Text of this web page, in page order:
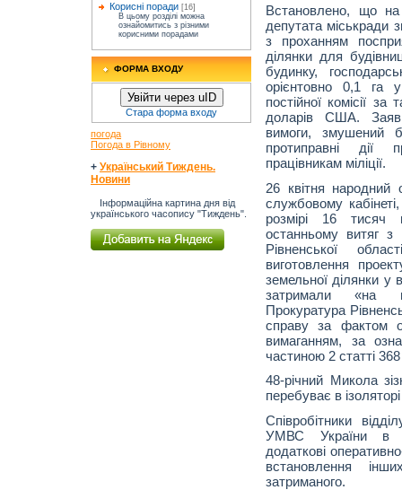
Корисні поради [16]
В цьому розділі можна
ознайомитись з різними
корисними порадами
ФОРМА ВХОДУ
Увійти через uID
Стара форма входу
погода
Погода в Рівному
+ Український Тиждень.
Новини
Інформаційна картина дня від
українського часопису "Тиждень".
Встановлено, що
депутата міськради
з проханням
ділянки для
будинку,
орієнтовно 0,1 га
постійної комісії за
доларів США.
вимоги, змушений
протиправні дії
працівникам міліції.
26 квітня
службовому
розмірі 16
останньому витяг з
Рівненської
виготовлення
земельної ділянки у
затримали «на
Прокуратура
справу за фактом
вимаганням, за
частиною 2 статті
48-річний Микола
перебуває в
Співробітники
УМВС України в
додаткові
встановлення
затриманого.